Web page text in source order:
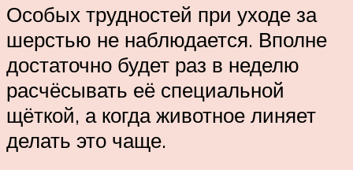
Особых трудностей при уходе за
шерстью не наблюдается. Вполне
достаточно будет раз в неделю
расчёсывать её специальной
щёткой, а когда животное линяет
делать это чаще.